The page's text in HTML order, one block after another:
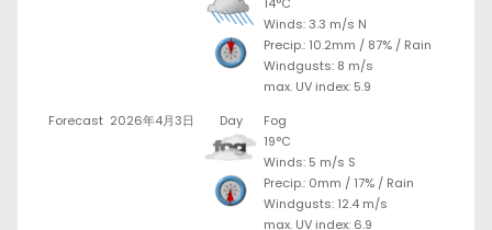
14°C
Winds: 3.3 m/s N
Precip.: 10.2mm / 87% / Rain
Windgusts: 8 m/s
max. UV index: 5.9
Forecast 2026年4月3日 Day
Fog
19°C
Winds: 5 m/s S
Precip.: 0mm / 17% / Rain
Windgusts: 12.4 m/s
max. UV index: 6.9